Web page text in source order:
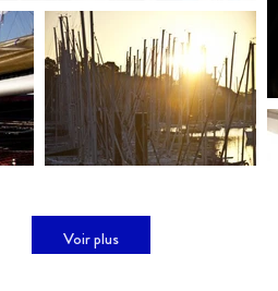
Voir plus